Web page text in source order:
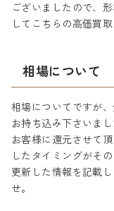
ございましたので、
してこちらの高価買取
相場について
相場についてですが
お持ち込み下さいま
お客様に還元させて
したタイミングがそ
更新した情報を記載
せ。